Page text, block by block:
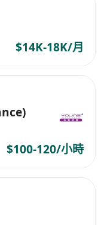
$14K-18K/月
$100-120/小時